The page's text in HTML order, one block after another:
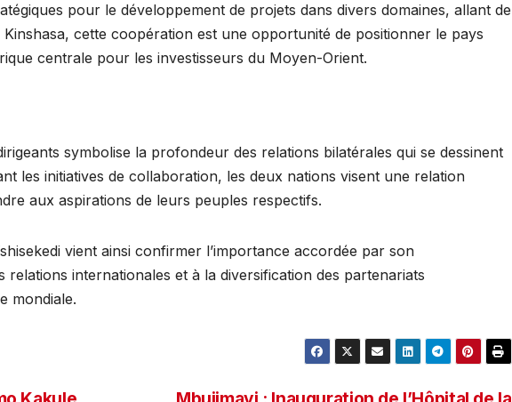
pour le développement de projets dans divers domaines, allant de
Kinshasa, cette coopération est une opportunité de positionner le pays
centrale pour les investisseurs du Moyen-Orient.
symbolise la profondeur des relations bilatérales qui se dessinent
les initiatives de collaboration, les deux nations visent une relation
aux aspirations de leurs peuples respectifs.
vient ainsi confirmer l’importance accordée par son
internationales et à la diversification des partenariats
mondiale.